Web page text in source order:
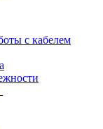
с кабелем